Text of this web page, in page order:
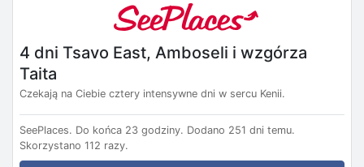
4 dni Tsavo East, Amboseli i wzgórza
Taita
Czekają na Ciebie cztery intensywne dni w sercu Kenii.
SeePlaces. Do końca 23 godziny. Dodano 251 dni temu.
Skorzystano 112 razy.